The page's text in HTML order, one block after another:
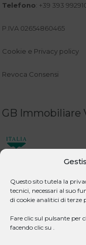
Questo sito tutela la
tecnici, necessari al suo
di cookie analitici di terze
Fare clic sul pulsante per
facendo clic su .
Telefono: +39 393
P.IVA 02654860465
Cookie e Privacy policy
Revoca Consensi
GB Immobiliare